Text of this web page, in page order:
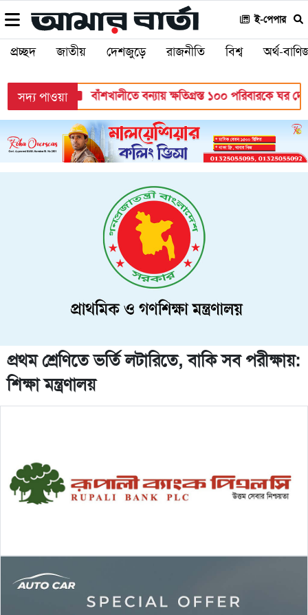
ই-পেপার
প্রচ্ছদ জাতীয় দেশজুড়ে রাজনীতি বিশ্ব অর্থ-
সদ্য পাওয়া
বাঁশখালীতে বন্যায় ক্ষতিগ্রস্ত ১০০ পরিবারকে ঘর দেবেন প্রধানমন্ত্রী
প্রথম শ্রেণিতে ভর্তি লটারিতে, বাকি সব পরীক্ষায়:
শিক্ষা মন্ত্রণালয়